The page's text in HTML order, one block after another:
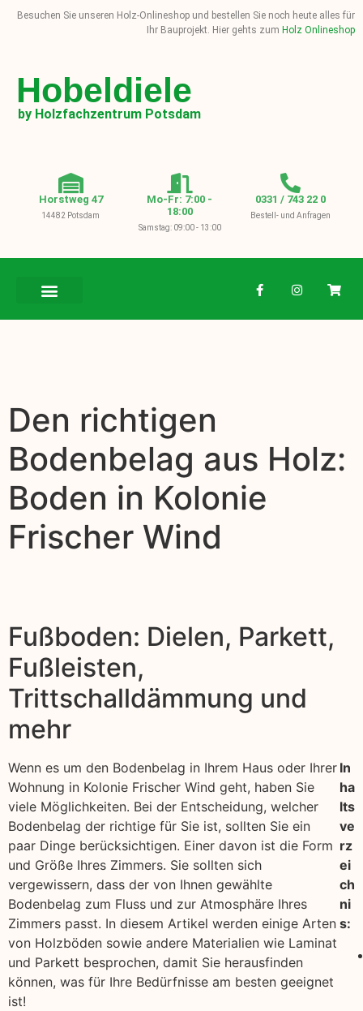
Besuchen Sie unseren Holz-Onlineshop und bestellen Sie noch heute alles für
Ihr Bauprojekt. Hier gehts zum Holz Onlineshop
Hobeldiele
by Holzfachzentrum Potsdam
Horstweg 47
14482 Potsdam
Mo-Fr: 7:00 -
18:00
Samstag: 09:00 - 13:00
0331 / 743 22 0
Bestell- und Anfragen
Den richtigen
Bodenbelag aus Holz:
Boden in Kolonie
Frischer Wind
Fußboden: Dielen, Parkett,
Fußleisten,
Trittschalldämmung und
mehr
Wenn es um den Bodenbelag in Ihrem Haus oder Ihrer
Wohnung in Kolonie Frischer Wind geht, haben Sie
viele Möglichkeiten. Bei der Entscheidung, welcher
Bodenbelag der richtige für Sie ist, sollten Sie ein
paar Dinge berücksichtigen. Einer davon ist die Form
und Größe Ihres Zimmers. Sie sollten sich
vergewissern, dass der von Ihnen gewählte
Bodenbelag zum Fluss und zur Atmosphäre Ihres
Zimmers passt. In diesem Artikel werden einige Arten
von Holzböden sowie andere Materialien wie Laminat
und Parkett besprochen, damit Sie herausfinden
können, was für Ihre Bedürfnisse am besten geeignet
ist!
In
ha
lts
ve
rz
ei
ch
ni
s: